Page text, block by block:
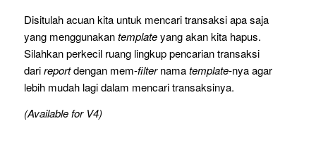
Disitulah acuan kita untuk mencari transaksi apa saja
yang menggunakantemplateyang akan kita hapus.
Silahkan perkecil ruang lingkup pencarian transaksi
darireportdengan mem-filternamatemplate-nya agar
lebih mudah lagi dalam mencari transaksinya.
(Available for V4)